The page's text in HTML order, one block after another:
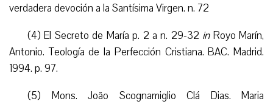
verdadera devoción a la Santísima Virgen. n. 72
(4) El Secreto de María p. 2 a n. 29-32 in Royo Marín,
Antonio. Teología de la Perfección Cristiana. BAC. Madrid.
1994. p. 97.
(5) Mons. João Scognamiglio Clá Dias. Maria